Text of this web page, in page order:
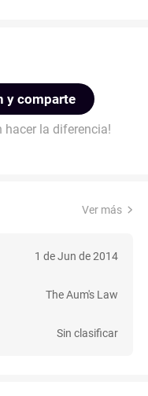
y comparte
hacer la diferencia!
Ver más
1 de Jun de 2014
The Aum's Law
Sin clasificar